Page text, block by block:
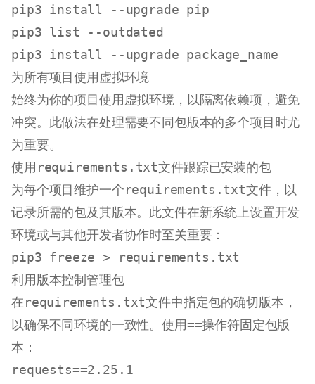
pip3 install --upgrade pip
pip3 list --outdated
为所有项目使用虚拟环境
始终为你的项目使用虚拟环境，以隔离依赖项，避免
冲突。此做法在处理需要不同包版本的多个项目时尤
为重要。
使用 requirements.txt文件跟踪已安装的包
为每个项目维护一个requirements.txt文件，以
记录所需的包及其版本。此文件在新系统上设置开发
环境或与其他开发者协作时至关重要：
利用版本控制管理包
在requirements.txt文件中指定包的确切版本，
以确保不同环境的一致性。使用==操作符固定包版
本：